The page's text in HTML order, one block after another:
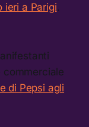
ieri a Parigi.
commerciale
di Pepsi agli